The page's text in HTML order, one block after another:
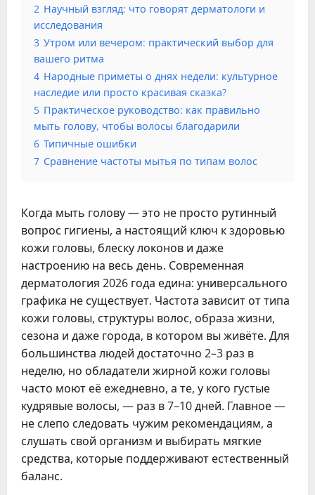
2 Научный взгляд: что говорят дерматологи и
исследования
3 Утром или вечером: практический выбор для
вашего ритма
4 Народные приметы о днях недели: культурное
наследие или просто красивая сказка?
5 Практическое руководство: как правильно
мыть голову, чтобы волосы благодарили
6 Типичные ошибки
7 Сравнение частоты мытья по типам волос
Когда мыть голову — это не просто рутинный
вопрос гигиены, а настоящий ключ к здоровью
кожи головы, блеску локонов и даже
настроению на весь день. Современная
дерматология 2026 года едина: универсального
графика не существует. Частота зависит от типа
кожи головы, структуры волос, образа жизни,
сезона и даже города, в котором вы живёте. Для
большинства людей достаточно 2–3 раз в
неделю, но обладатели жирной кожи головы
часто моют её ежедневно, а те, у кого густые
кудрявые волосы, — раз в 7–10 дней. Главное —
не слепо следовать чужим рекомендациям, а
слушать свой организм и выбирать мягкие
средства, которые поддерживают естественный
баланс.